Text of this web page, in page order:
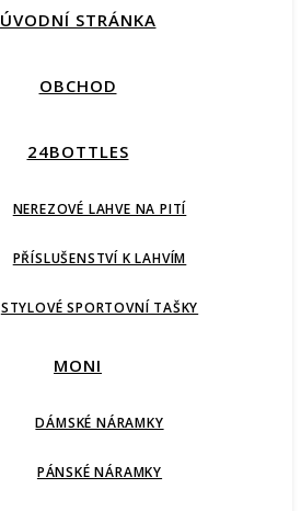
ÚVODNÍ STRÁNKA
OBCHOD
24BOTTLES
NEREZOVÉ LAHVE NA PITÍ
PŘÍSLUŠENSTVÍ K LAHVÍM
STYLOVÉ SPORTOVNÍ TAŠKY
MONI
DÁMSKÉ NÁRAMKY
PÁNSKÉ NÁRAMKY